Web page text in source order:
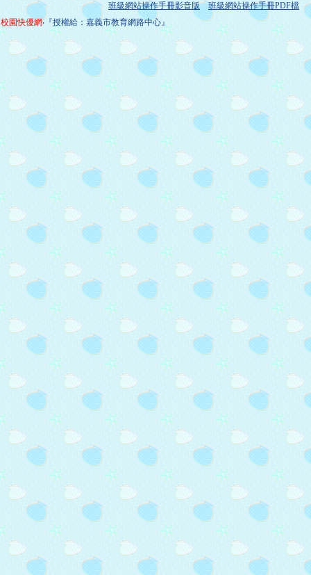
班級網站操作手冊影音版
班級網站操作手冊PDF檔
校園快優網‧『授權給：嘉義市教育網路中心』